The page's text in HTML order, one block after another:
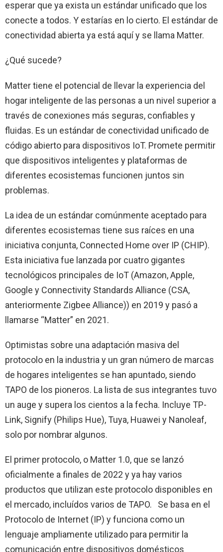
esperar que ya exista un estándar unificado que los
conecte a todos. Y estarías en lo cierto. El estándar de
conectividad abierta ya está aquí y se llama Matter.
¿Qué sucede?
Matter tiene el potencial de llevar la experiencia del
hogar inteligente de las personas a un nivel superior a
través de conexiones más seguras, confiables y
fluidas. Es un estándar de conectividad unificado de
código abierto para dispositivos IoT. Promete permitir
que dispositivos inteligentes y plataformas de
diferentes ecosistemas funcionen juntos sin
problemas.
La idea de un estándar comúnmente aceptado para
diferentes ecosistemas tiene sus raíces en una
iniciativa conjunta, Connected Home over IP (CHIP).
Esta iniciativa fue lanzada por cuatro gigantes
tecnológicos principales de IoT (Amazon, Apple,
Google y Connectivity Standards Alliance (CSA,
anteriormente Zigbee Alliance)) en 2019 y pasó a
llamarse “Matter” en 2021.
Optimistas sobre una adaptación masiva del
protocolo en la industria y un gran número de marcas
de hogares inteligentes se han apuntado, siendo
TAPO de los pioneros. La lista de sus integrantes tuvo
un auge y supera los cientos a la fecha. Incluye TP-
Link, Signify (Philips Hue), Tuya, Huawei y Nanoleaf,
solo por nombrar algunos.
El primer protocolo, o Matter 1.0, que se lanzó
oficialmente a finales de 2022 y ya hay varios
productos que utilizan este protocolo disponibles en
el mercado, incluídos varios de TAPO. Se basa en el
Protocolo de Internet (IP) y funciona como un
lenguaje ampliamente utilizado para permitir la
comunicación entre dispositivos domésticos